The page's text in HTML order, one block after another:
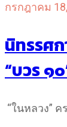
กรกฎาคม
นิทรรศ
“บวร ๑
“ในหลวง”